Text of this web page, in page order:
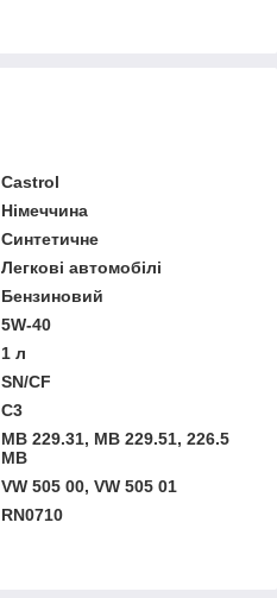
Castrol
Німеччина
Синтетичне
Легкові автомобілі
Бензиновий
5W-40
1 л
SN/CF
C3
MB 229.31, MB 229.51, 226.5
MB
VW 505 00, VW 505 01
RN0710